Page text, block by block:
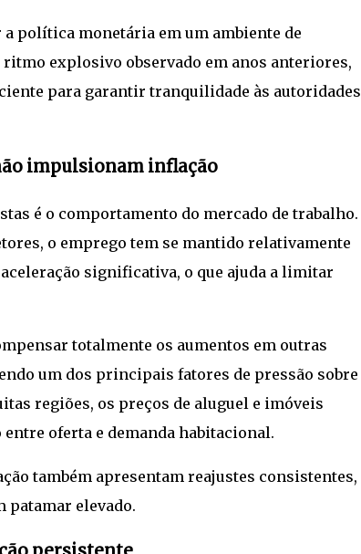
política monetária em um ambiente de
explosivo observado em anos anteriores,
para garantir tranquilidade às autoridades
impulsionam inflação
é o comportamento do mercado de trabalho.
o emprego tem se mantido relativamente
significativa, o que ajuda a limitar
totalmente os aumentos em outras
um dos principais fatores de pressão sobre
regiões, os preços de aluguel e imóveis
oferta e demanda habitacional.
também apresentam reajustes consistentes,
patamar elevado.